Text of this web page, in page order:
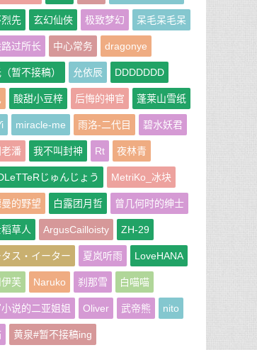
先 玄幻仙俠 极致梦幻 呆毛呆毛呆
过所长 中心常务 dragonye
暂不接稿） 允依辰 DDDDDDD
酸甜小豆梓 后悔的神官 蓬莱山雪纸
miracle-me 雨洛-二代目 碧水妖君
潘 我不叫封神 Rt 夜林青
じゅんじょう MetriKo_冰块
的野望 白露团月哲 曾几何时的绅士
草人 ArgusCailloisty ZH-29
タス・イーター 夏岚听雨 LoveHANA
芙 Naruko 刹那雪 白喵喵
说的二亚姐姐 Oliver 武帝熊 nito
黄泉#暂不接稿ing